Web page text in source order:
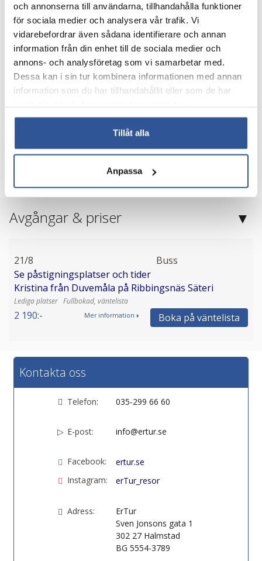
och annonserna till användarna, tillhandahålla funktioner
för sociala medier och analysera vår trafik. Vi
vidarebefordrar även sådana identifierare och annan
information från din enhet till de sociala medier och
annons- och analysföretag som vi samarbetar med.
Dessa kan i sin tur kombinera informationen med annan
information som du har tillhandahållit eller som de har
Tillåt alla
Anpassa
-3-rätters middag på Ribbingsnäs (exkl. dryck)
biljett till Kristina från Duvemåla
reseledare
moms
Boka resa
Avgångs- och ankomsttider
Avgångar & priser
21/8
Se påstigningsplatser och tider
Buss
Kristina från Duvemåla på Ribbingsnäs Säteri
Fullbokad, väntelista
2 190:- Boka på väntelista
Mer information
Kontakta oss
Telefon: 035-299 66 60
E-post: info@ertur.se
Facebook:
ertur.se
Instagram:
erTur_resor
Adress:
ErTur
Sven Jonsons gata 1
302 27 Halmstad
BG 5554-3789